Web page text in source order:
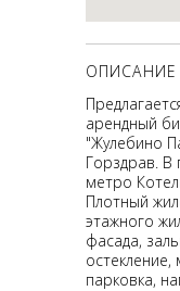
ОПИСАНИЕ
арендный
"Жулебино
Горздрав. В
метро
Плотный
этажного
фасада,
остекление,
парковка,